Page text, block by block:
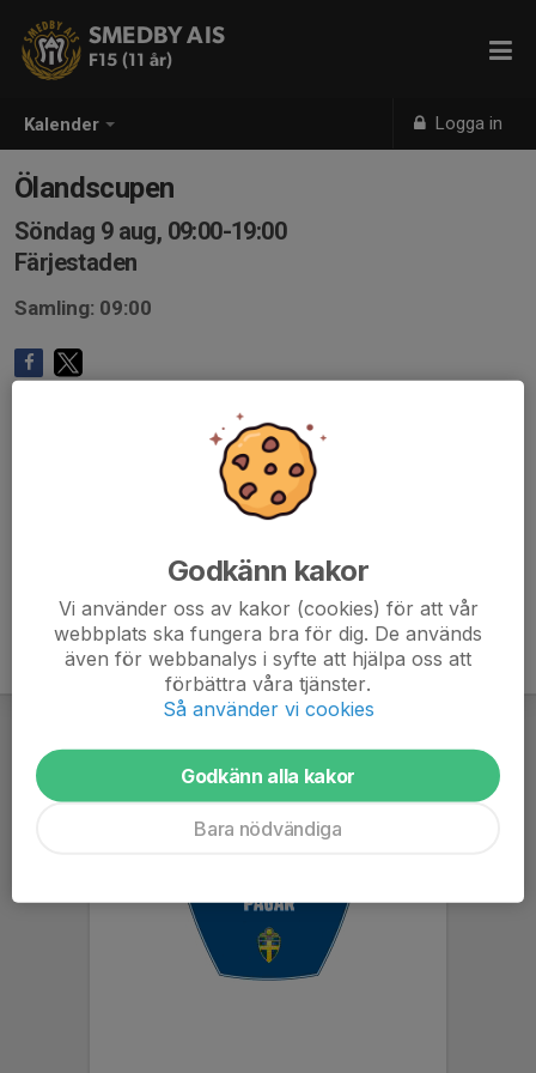
Kalender Logga in
SMEDBY AIS
F15 (11 år)
Ölandscupen
Söndag 9 aug, 09:00-19:00
Färjestaden
Samling: 09:00
Godkänn kakor
Vi använder oss av kakor (cookies) för att vår
webbplats ska fungera bra för dig. De används
även för webbanalys i syfte att hjälpa oss att
förbättra våra tjänster.
Så använder vi cookies
Godkänn alla kakor
Bara nödvändiga